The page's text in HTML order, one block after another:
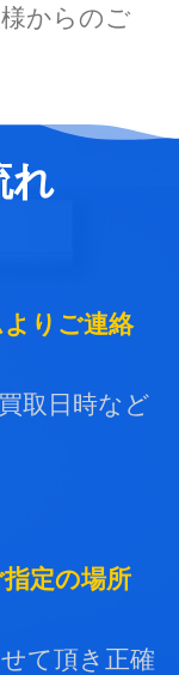
からのご
れ
りご連絡
取日時など
定の場所
て頂き正確